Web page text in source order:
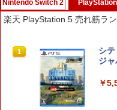
Nintendo Switch 2
1
ス
イバ
パ
楽天 PlayStation 5 売れ筋ラ
1
シ
ジ
￥